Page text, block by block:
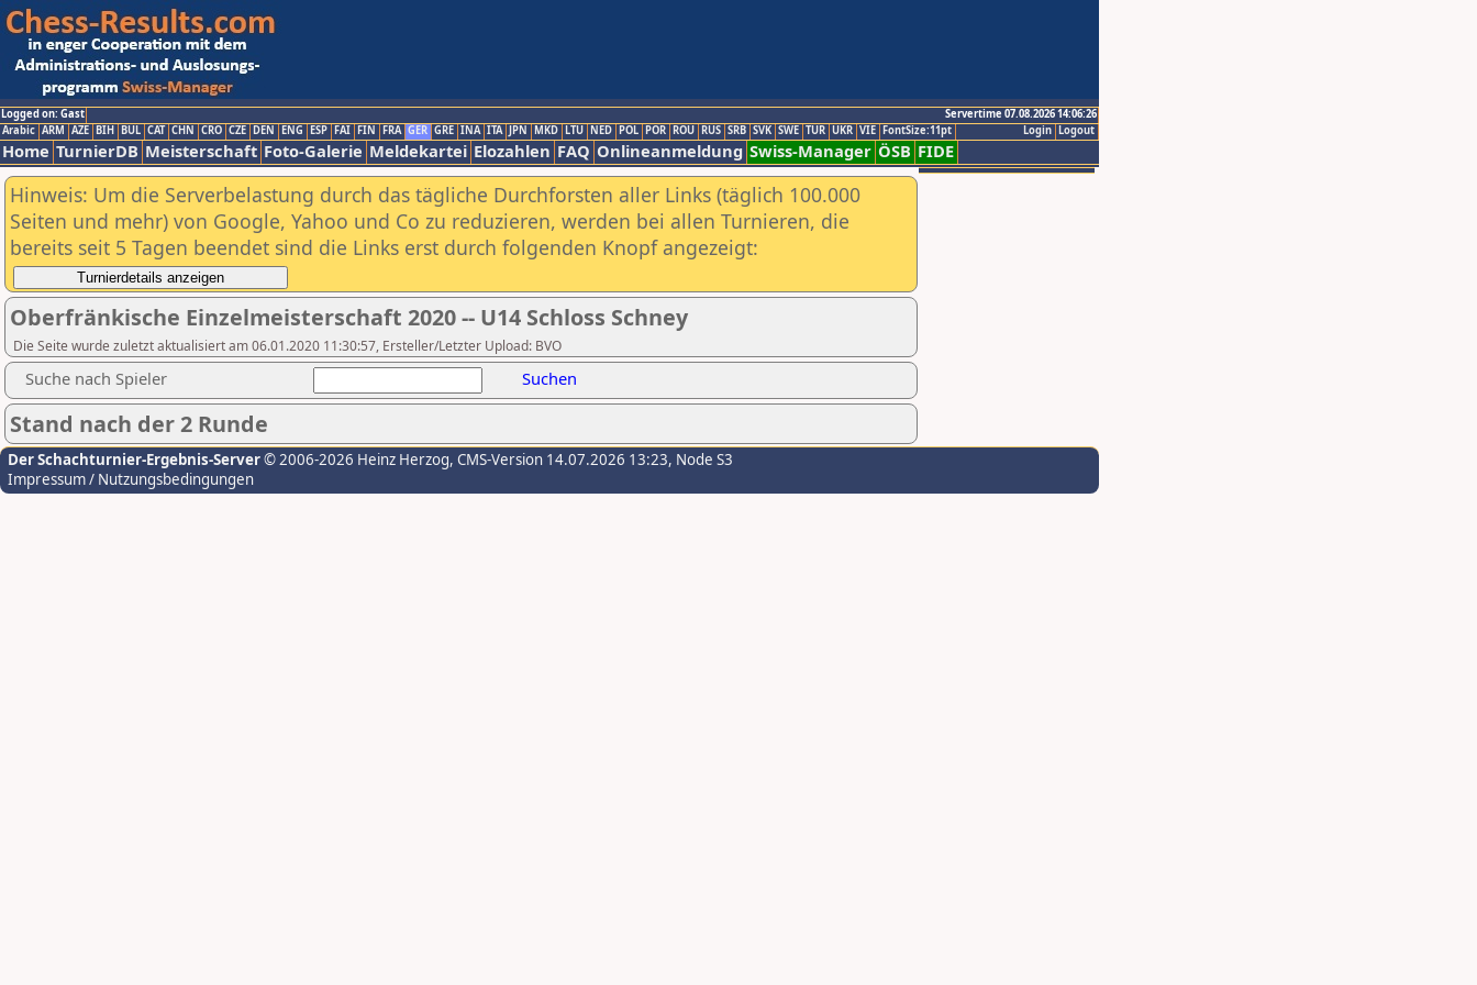
Logged on: Gast
Servertime 07.08.2026 14:06:26
Logout
Login
Arabic ARM AZE BIH BUL CAT CHN CRO CZE DEN ENG ESP FAI FIN FRA GER GRE INA ITA JPN MKD LTU NED POL POR ROU RUS SRB SVK SWE TUR UKR VIE FontSize:11pt
Home TurnierDB Meisterschaft Foto-Galerie Meldekartei Elozahlen FAQ Onlineanmeldung Swiss-Manager ÖSB FIDE
Hinweis: Um die Serverbelastung durch das tägliche Durchforsten aller Links (täglich 100.000
Seiten und mehr) von Google, Yahoo und Co zu reduzieren, werden bei allen Turnieren, die
bereits seit 5 Tagen beendet sind die Links erst durch folgenden Knopf angezeigt:
Oberfränkische Einzelmeisterschaft 2020 -- U14 Schloss Schney
Die Seite wurde zuletzt aktualisiert am 06.01.2020 11:30:57, Ersteller/Letzter Upload: BVO
Suche nach Spieler Suchen
Stand nach der 2 Runde
Der Schachturnier-Ergebnis-Server© 2006-2026 Heinz Herzog, CMS-Version 14.07.2026 13:23, Node S3
Impressum / Nutzungsbedingungen